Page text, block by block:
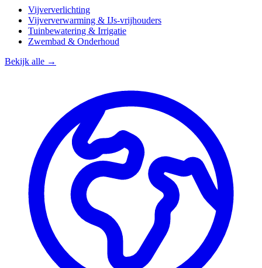
Vijververlichting
Vijververwarming & IJs-vrijhouders
Tuinbewatering & Irrigatie
Zwembad & Onderhoud
Bekijk alle →